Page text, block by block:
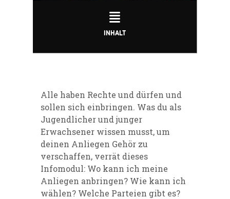
INHALT
Alle haben Rechte und dürfen und
sollen sich einbringen. Was du als
Jugendlicher und junger
Erwachsener wissen musst, um
deinen Anliegen Gehör zu
verschaffen, verrät dieses
Infomodul: Wo kann ich meine
Anliegen anbringen? Wie kann ich
wählen? Welche Parteien gibt es?